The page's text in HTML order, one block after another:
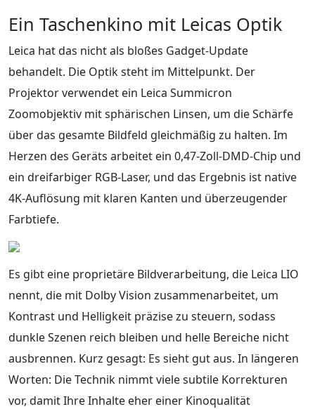
Ein Taschenkino mit Leicas Optik
Leica hat das nicht als bloßes Gadget-Update
behandelt. Die Optik steht im Mittelpunkt. Der
Projektor verwendet ein Leica Summicron
Zoomobjektiv mit sphärischen Linsen, um die Schärfe
über das gesamte Bildfeld gleichmäßig zu halten. Im
Herzen des Geräts arbeitet ein 0,47-Zoll-DMD-Chip und
ein dreifarbiger RGB-Laser, und das Ergebnis ist native
4K-Auflösung mit klaren Kanten und überzeugender
Farbtiefe.
Es gibt eine proprietäre Bildverarbeitung, die Leica LIO
nennt, die mit Dolby Vision zusammenarbeitet, um
Kontrast und Helligkeit präzise zu steuern, sodass
dunkle Szenen reich bleiben und helle Bereiche nicht
ausbrennen. Kurz gesagt: Es sieht gut aus. In längeren
Worten: Die Technik nimmt viele subtile Korrekturen
vor, damit Ihre Inhalte eher einer Kinoqualität